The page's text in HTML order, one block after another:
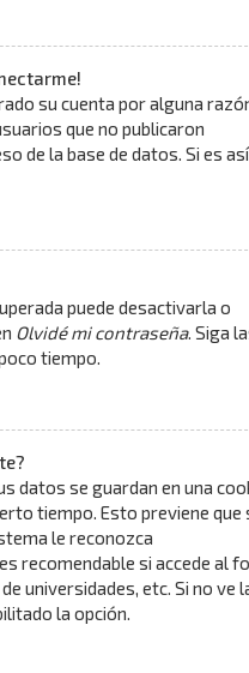
su cuenta por alguna
que no publicaron
de la base de datos. Si es así,
puede desactivarla o
Olvidé mi contraseña. Siga
tiempo.
datos se guardan en una
tiempo. Esto previene que
le reconozca
recomendable si accede al
universidades, etc. Si no ve
la opción.